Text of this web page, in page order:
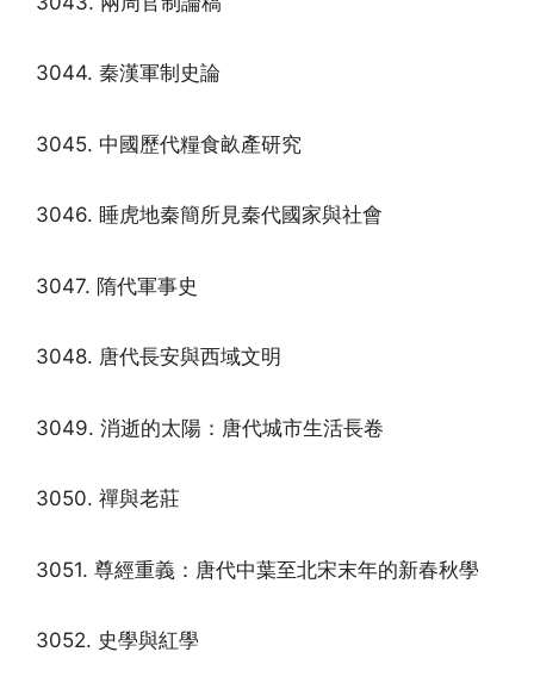
3044. 秦漢軍制史論
3045. 中國歷代糧食畝產研究
3046. 睡虎地秦簡所見秦代國家與社會
3047. 隋代軍事史
3048. 唐代長安與西域文明
3049. 消逝的太陽：唐代城市生活長卷
3050. 禪與老莊
3051. 尊經重義：唐代中葉至北宋末年的新春秋學
3052. 史學與紅學